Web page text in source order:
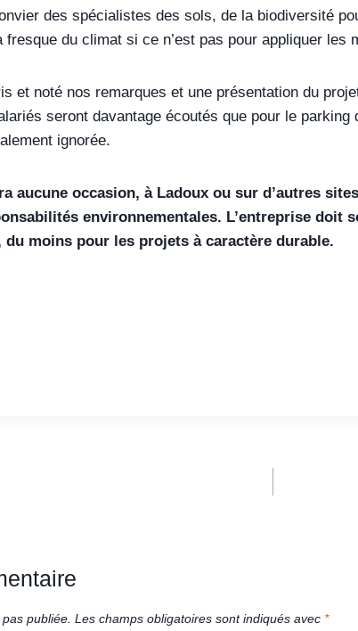
des spécialistes des sols, de la biodiversité
du climat si ce n’est pas pour appliquer les
et noté nos remarques et une présentation du
seront davantage écoutés que pour le parking
ignorée.
aucune occasion, à Ladoux ou sur d’autres
environnementales. L’entreprise
moins pour les projets à caractère durable.
publiée. Les champs obligatoires sont indiqués avec *